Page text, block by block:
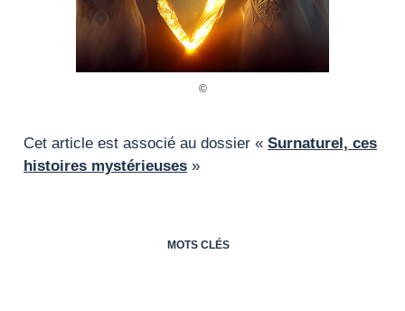
Cet article est associé au dossier « Surnaturel, ces
histoires mystérieuses »
MOTS CLÉS